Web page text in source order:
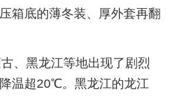
箱底的薄冬装、厚外套再翻
、黑龙江等地出现了剧烈
温超20℃。黑龙江的龙江